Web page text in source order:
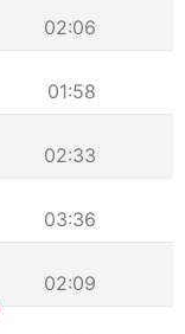
02:06
01:58
02:33
03:36
02:09